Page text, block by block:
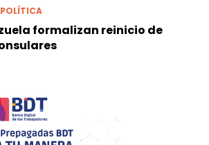
formalizan reinicio de